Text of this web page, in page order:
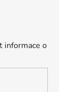
informace o